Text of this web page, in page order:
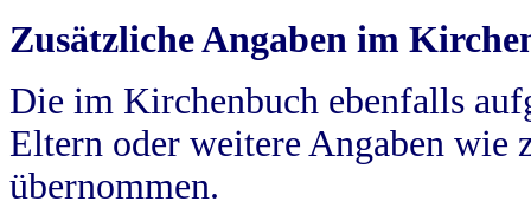
Zusätzliche Angaben im
Die im Kirchenbuch ebenfalls
Eltern oder weitere Angaben wie
übernommen.